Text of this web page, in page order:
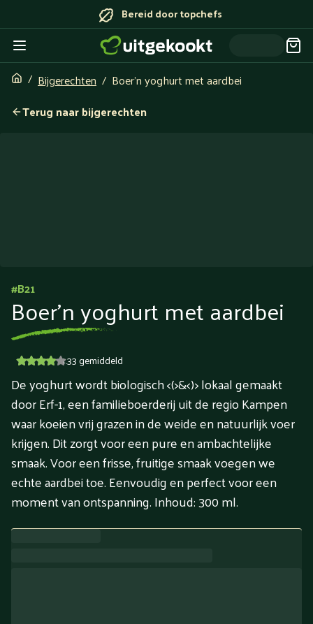
Bereid door topchefs
Bijgerechten
Boer’n yoghurt met aardbei
Terug naar bijgerechten
#B21
Boer’n yoghurt met aardbei
4.33gemiddeld
De yoghurt wordt biologisch <(>&<)> lokaal gemaakt
door Erf-1, een familieboerderij uit de regio Kampen
waar koeien vrij grazen in de weide en natuurlijk voer
krijgen. Dit zorgt voor een pure en ambachtelijke
smaak. Voor een frisse, fruitige smaak voegen we
echte aardbei toe. Eenvoudig en perfect voor een
moment van ontspanning. Inhoud: 300 ml.